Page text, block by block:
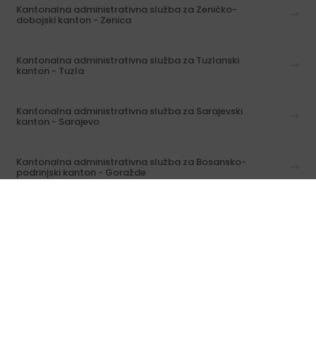
Kantonalna administrativna služba za Zeničko-
dobojski kanton - Zenica
Kantonalna administrativna služba za Tuzlanski
kanton - Tuzla
Kantonalna administrativna služba za Sarajevski
kanton - Sarajevo
Kantonalna administrativna služba za Bosansko-
podrinjski kanton - Goražde